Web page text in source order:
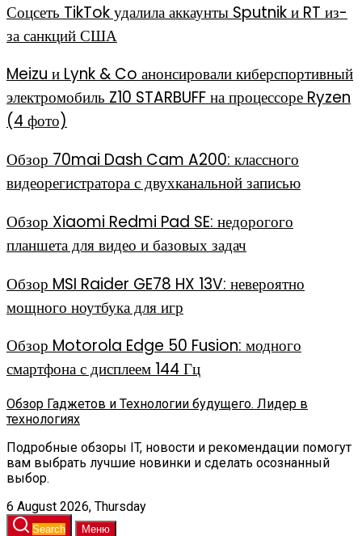
Соцсеть TikTok удалила аккаунты Sputnik и RT из-
за санкций США
Meizu и Lynk & Co анонсировали киберспортивный
электромобиль Z10 STARBUFF на процессоре Ryzen
(4 фото)
Обзор 70mai Dash Cam A200: классного
видеорегистратора с двухканальной записью
Обзор Xiaomi Redmi Pad SE: недорогого
планшета для видео и базовых задач
Обзор MSI Raider GE78 HX 13V: невероятно
мощного ноутбука для игр
Обзор Motorola Edge 50 Fusion: модного
смартфона с дисплеем 144 Гц
Обзор Гаджетов и Технологии будущего. Лидер в
технологиях
Подробные обзоры IT, новости и рекомендации помогут
вам выбрать лучшие новинки и сделать осознанный
выбор.
6 August 2026, Thursday
Search Меню